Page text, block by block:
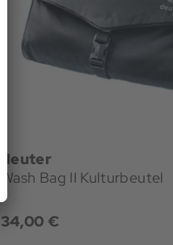
deuter
Wash Bag II Kulturbeutel
34,00 €